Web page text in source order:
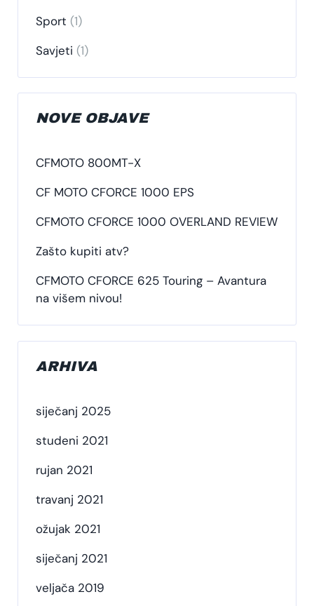
Sport (1)
Savjeti (1)
NOVE OBJAVE
CFMOTO 800MT-X
CF MOTO CFORCE 1000 EPS
CFMOTO CFORCE 1000 OVERLAND REVIEW
Zašto kupiti atv?
CFMOTO CFORCE 625 Touring – Avantura
na višem nivou!
ARHIVA
siječanj 2025
studeni 2021
rujan 2021
travanj 2021
ožujak 2021
siječanj 2021
veljača 2019